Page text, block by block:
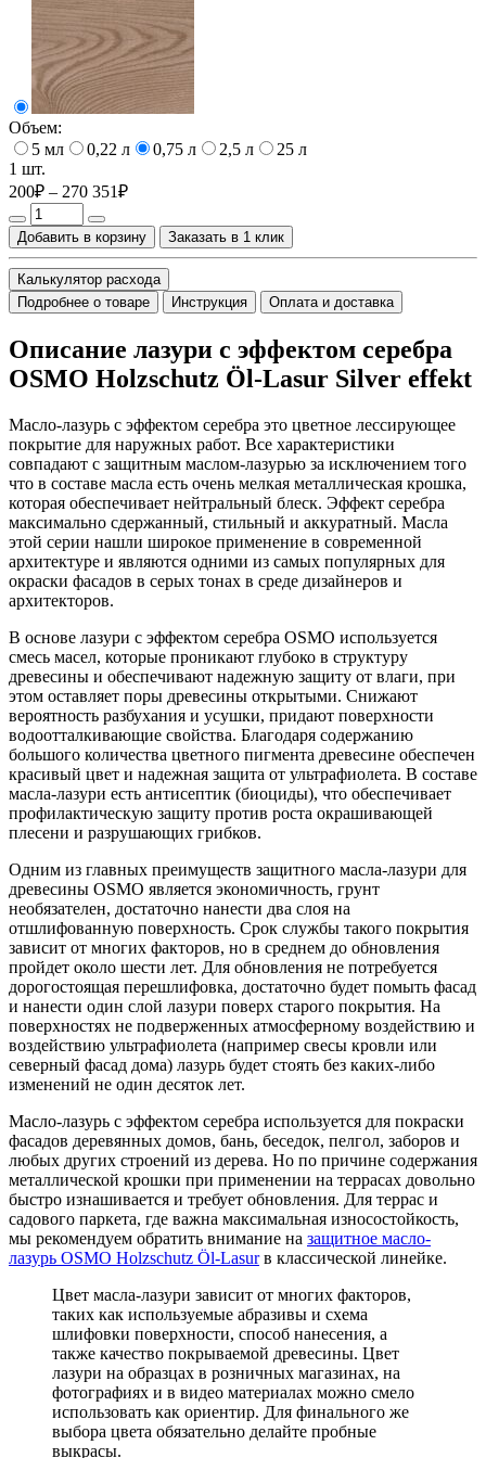
Объем:
5 мл
0,22 л 0,75 л 2,5 л
25 л
1 шт.
200₽ – 270 351₽
Добавить в корзину Заказать в 1 клик
Калькулятор расхода
Подробнее о товаре
Инструкция Оплата и доставка
Описание лазури с эффектом серебра
OSMO Holzschutz Öl-Lasur Silver effekt
Масло-лазурь с эффектом серебра это цветное лессирующее
покрытие для наружных работ. Все характеристики
совпадают с защитным маслом-лазурью за исключением того
что в составе масла есть очень мелкая металлическая крошка,
которая обеспечивает нейтральный блеск. Эффект серебра
максимально сдержанный, стильный и аккуратный. Масла
этой серии нашли широкое применение в современной
архитектуре и являются одними из самых популярных для
окраски фасадов в серых тонах в среде дизайнеров и
архитекторов.
В основе лазури c эффектом серебра OSMO используется
смесь масел, которые проникают глубоко в структуру
древесины и обеспечивают надежную защиту от влаги, при
этом оставляет поры древесины открытыми. Снижают
вероятность разбухания и усушки, придают поверхности
водоотталкивающие свойства. Благодаря содержанию
большого количества цветного пигмента древесине обеспечен
красивый цвет и надежная защита от ультрафиолета. В составе
масла-лазури есть антисептик (биоциды), что обеспечивает
профилактическую защиту против роста окрашивающей
плесени и разрушающих грибков.
Одним из главных преимуществ защитного масла-лазури для
древесины OSMO является экономичность, грунт
необязателен, достаточно нанести два слоя на
отшлифованную поверхность. Срок службы такого покрытия
зависит от многих факторов, но в среднем до обновления
пройдет около шести лет. Для обновления не потребуется
дорогостоящая перешлифовка, достаточно будет помыть фасад
и нанести один слой лазури поверх старого покрытия. На
поверхностях не подверженных атмосферному воздействию и
воздействию ультрафиолета (например свесы кровли или
северный фасад дома) лазурь будет стоять без каких-либо
изменений не один десяток лет.
Масло-лазурь с эффектом серебра используется для покраски
фасадов деревянных домов, бань, беседок, пелгол, заборов и
любых других строений из дерева. Но по причине содержания
металлической крошки при применении на террасах довольно
быстро изнашивается и требует обновления. Для террас и
садового паркета, где важна максимальная износостойкость,
мы рекомендуем обратить внимание на защитное масло-
лазурь OSMO Holzschutz Öl-Lasurв классической линейке.
Цвет масла-лазури зависит от многих факторов,
таких как используемые абразивы и схема
шлифовки поверхности, способ нанесения, а
также качество покрываемой древесины. Цвет
лазури на образцах в розничных магазинах, на
фотографиях и в видео материалах можно смело
использовать как ориентир. Для финального же
выбора цвета обязательно делайте пробные
выкрасы.